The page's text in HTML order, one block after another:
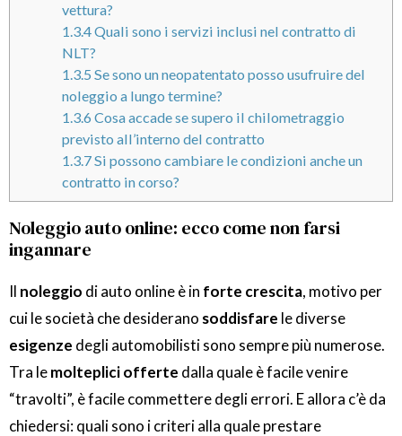
vettura?
1.3.4Quali sono i servizi inclusi nel contratto di
NLT?
1.3.5 Se sono un neopatentato posso usufruire del
noleggio a lungo termine?
1.3.6 Cosa accade se supero il chilometraggio
previsto all’interno del contratto
1.3.7Si possono cambiare le condizioni anche un
contratto in corso?
Noleggio auto online: ecco come non farsi
ingannare
Il noleggio di auto online è in forte crescita, motivo per
cui le società che desiderano soddisfare le diverse
esigenze degli automobilisti sono sempre più numerose.
Tra lemolteplici offerte dalla quale è facile venire
“travolti”, è facile commettere degli errori. E allora c’è da
chiedersi: quali sono i criteri alla quale prestare